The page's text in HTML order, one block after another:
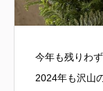
今年も残りわ
2024年も沢山